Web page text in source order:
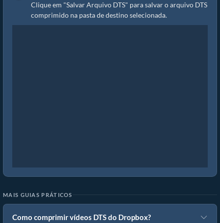
Clique em "Salvar Arquivo DTS" para salvar o arquivo DTS
comprimido na pasta de destino selecionada.
MAIS GUIAS PRÁTICOS
Como comprimir vídeos DTS do Dropbox?